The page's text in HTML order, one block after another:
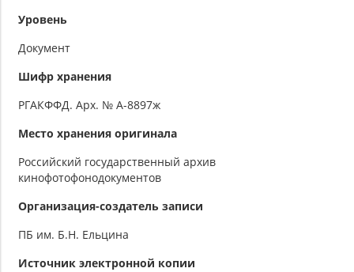
Уровень
Документ
Шифр хранения
РГАКФФД. Арх. № А-8897ж
Место хранения оригинала
Российский государственный архив
кинофотофонодокументов
Организация-создатель записи
ПБ им. Б.Н. Ельцина
Источник электронной копии